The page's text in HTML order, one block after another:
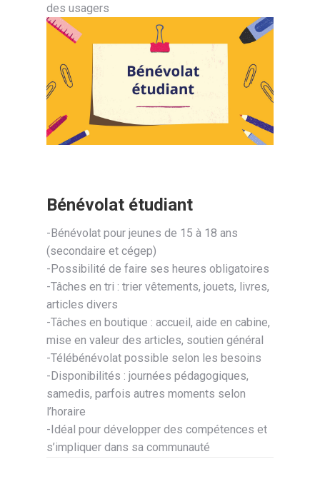
des usagers
Bénévolat étudiant
-Bénévolat pour jeunes de 15 à 18 ans
(secondaire et cégep)
-Possibilité de faire ses heures obligatoires
-Tâches en tri : trier vêtements, jouets, livres,
articles divers
-Tâches en boutique : accueil, aide en cabine,
mise en valeur des articles, soutien général
-Télébénévolat possible selon les besoins
-Disponibilités : journées pédagogiques,
samedis, parfois autres moments selon
l’horaire
-Idéal pour développer des compétences et
s’impliquer dans sa communauté